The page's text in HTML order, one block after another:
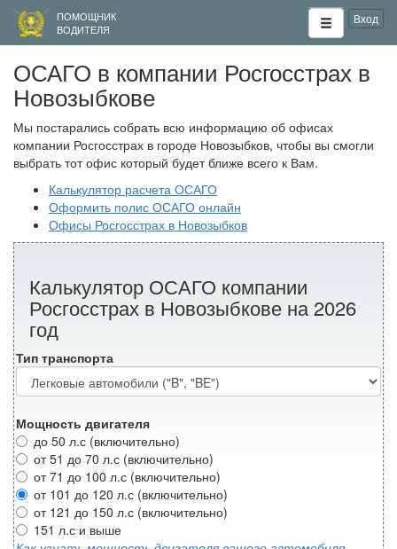
ПОМОЩНИК
ВОДИТЕЛЯ
Вход
ОСАГО в компании Росгосстрах в
Новозыбкове
Мы постарались собрать всю информацию об офисах
компании Росгосстрах в городе Новозыбков, чтобы вы смогли
выбрать тот офис который будет ближе всего к Вам.
Калькулятор расчета ОСАГО
Оформить полис ОСАГО онлайн
Офисы Росгосстрах в Новозыбков
Калькулятор ОСАГО компании
Росгосстрах в Новозыбкове на 2026
год
Тип транспорта
Мощность двигателя
до 50 л.с (включительно)
от 51 до 70 л.с (включительно)
от 71 до 100 л.с (включительно)
от 101 до 120 л.с (включительно)
от 121 до 150 л.с (включительно)
151 л.с и выше